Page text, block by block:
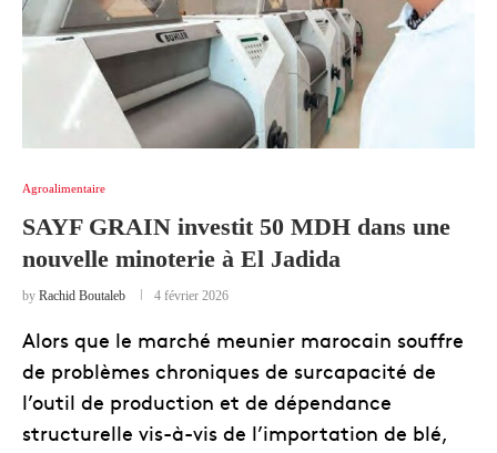
Agroalimentaire
SAYF GRAIN investit 50 MDH dans une
nouvelle minoterie à El Jadida
by Rachid Boutaleb 4 février 2026
Alors que le marché meunier marocain souffre
de problèmes chroniques de surcapacité de
l’outil de production et de dépendance
structurelle vis-à-vis de l’importation de blé,